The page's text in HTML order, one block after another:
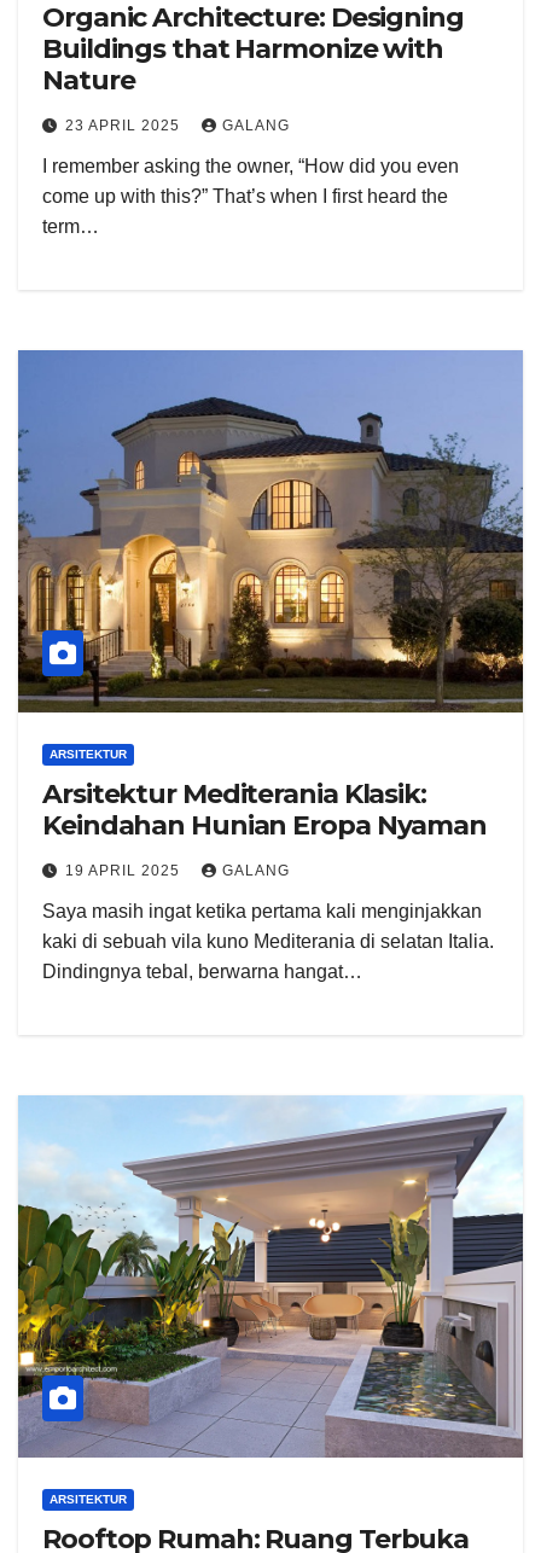
Organic Architecture: Designing
Buildings that Harmonize with
Nature
23 APRIL 2025 GALANG
I remember asking the owner, “How did you even
come up with this?” That’s when I first heard the
term…
ARSITEKTUR
Arsitektur Mediterania Klasik:
Keindahan Hunian Eropa Nyaman
19 APRIL 2025 GALANG
Saya masih ingat ketika pertama kali menginjakkan
kaki di sebuah vila kuno Mediterania di selatan Italia.
Dindingnya tebal, berwarna hangat…
ARSITEKTUR
Rooftop Rumah: Ruang Terbuka